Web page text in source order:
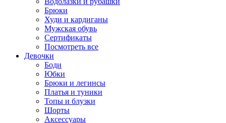
Брюки
Худи и кардиганы
Мужская обувь
Сертификаты
Посмотреть все
Девочки
Боди
Юбки
Брюки и легинсы
Платья и туники
Топы и блузки
Шорты
Аксессуары